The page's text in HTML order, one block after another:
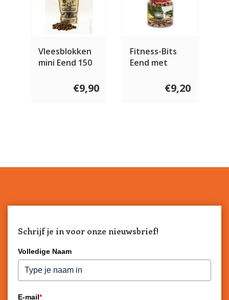
Vleesblokken
mini Eend 150
€9,90
Fitness-Bits
Eend met
€9,20
Schrijf je in voor onze nieuwsbrief!
Volledige Naam
E-mail*